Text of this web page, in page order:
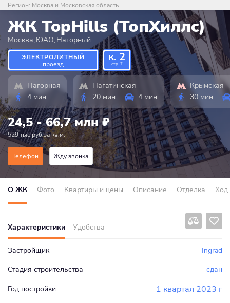
Регион: Москва и Московская область
ЖК TopHills (ТопХиллc)
Москва,ЮАО,Нагорный
ЭЛЕКТРОЛИТНЫЙ
проезд
к. 2
стр. 7
Нагорная
4 мин
Нагатинская
20 мин
4 мин
Крымская
30 мин
24,5 - 66,7 млн₽
529 тыс руб.за кв.м.
Телефон Жду звонка
О ЖК Фото Квартиры и цены Описание Отделка Ход
Характеристики Удобства
Застройщик
Ingrad
Стадия строительства
сдан
Год постройки
1 квартал 2023 г